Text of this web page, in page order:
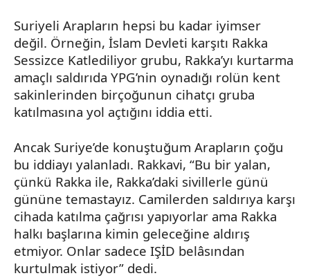
Suriyeli Arapların hepsi bu kadar iyimser
değil. Örneğin, İslam Devleti karşıtı Rakka
Sessizce Katlediliyor grubu, Rakka’yı kurtarma
amaçlı saldırıda YPG’nin oynadığı rolün kent
sakinlerinden birçoğunun cihatçı gruba
katılmasına yol açtığını iddia etti.
Ancak Suriye’de konuştuğum Arapların çoğu
bu iddiayı yalanladı. Rakkavi, “Bu bir yalan,
çünkü Rakka ile, Rakka’daki sivillerle günü
gününe temastayız. Camilerden saldırıya karşı
cihada katılma çağrısı yapıyorlar ama Rakka
halkı başlarına kimin geleceğine aldırış
etmiyor. Onlar sadece IŞİD belâsından
kurtulmak istiyor” dedi.